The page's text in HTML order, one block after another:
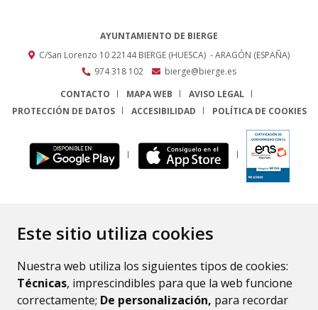
Este sitio utiliza cookies
Nuestra web utiliza los siguientes tipos de cookies:
Técnicas, imprescindibles para que la web funcione
correctamente; De personalización, para recordar
AYUNTAMIENTO DE BIERGE
C/San Lorenzo 1022144 BIERGE (HUESCA) - ARAGÓN (ESPAÑA)
974 318 102
bierge@bierge.es
CONTACTO
MAPA WEB
AVISO LEGAL
PROTECCIÓN DE DATOS
ACCESIBILIDAD POLÍTICA DE COOKIES